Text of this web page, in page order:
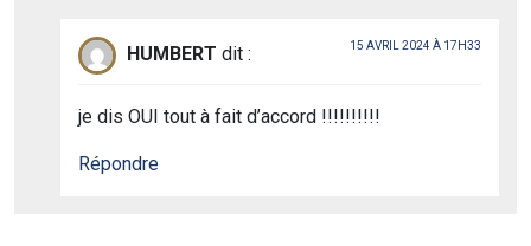
HUMBERT dit : 15 AVRIL 2024 À 17H33
je dis OUI tout à fait d’accord !!!!!!!!!!
Répondre